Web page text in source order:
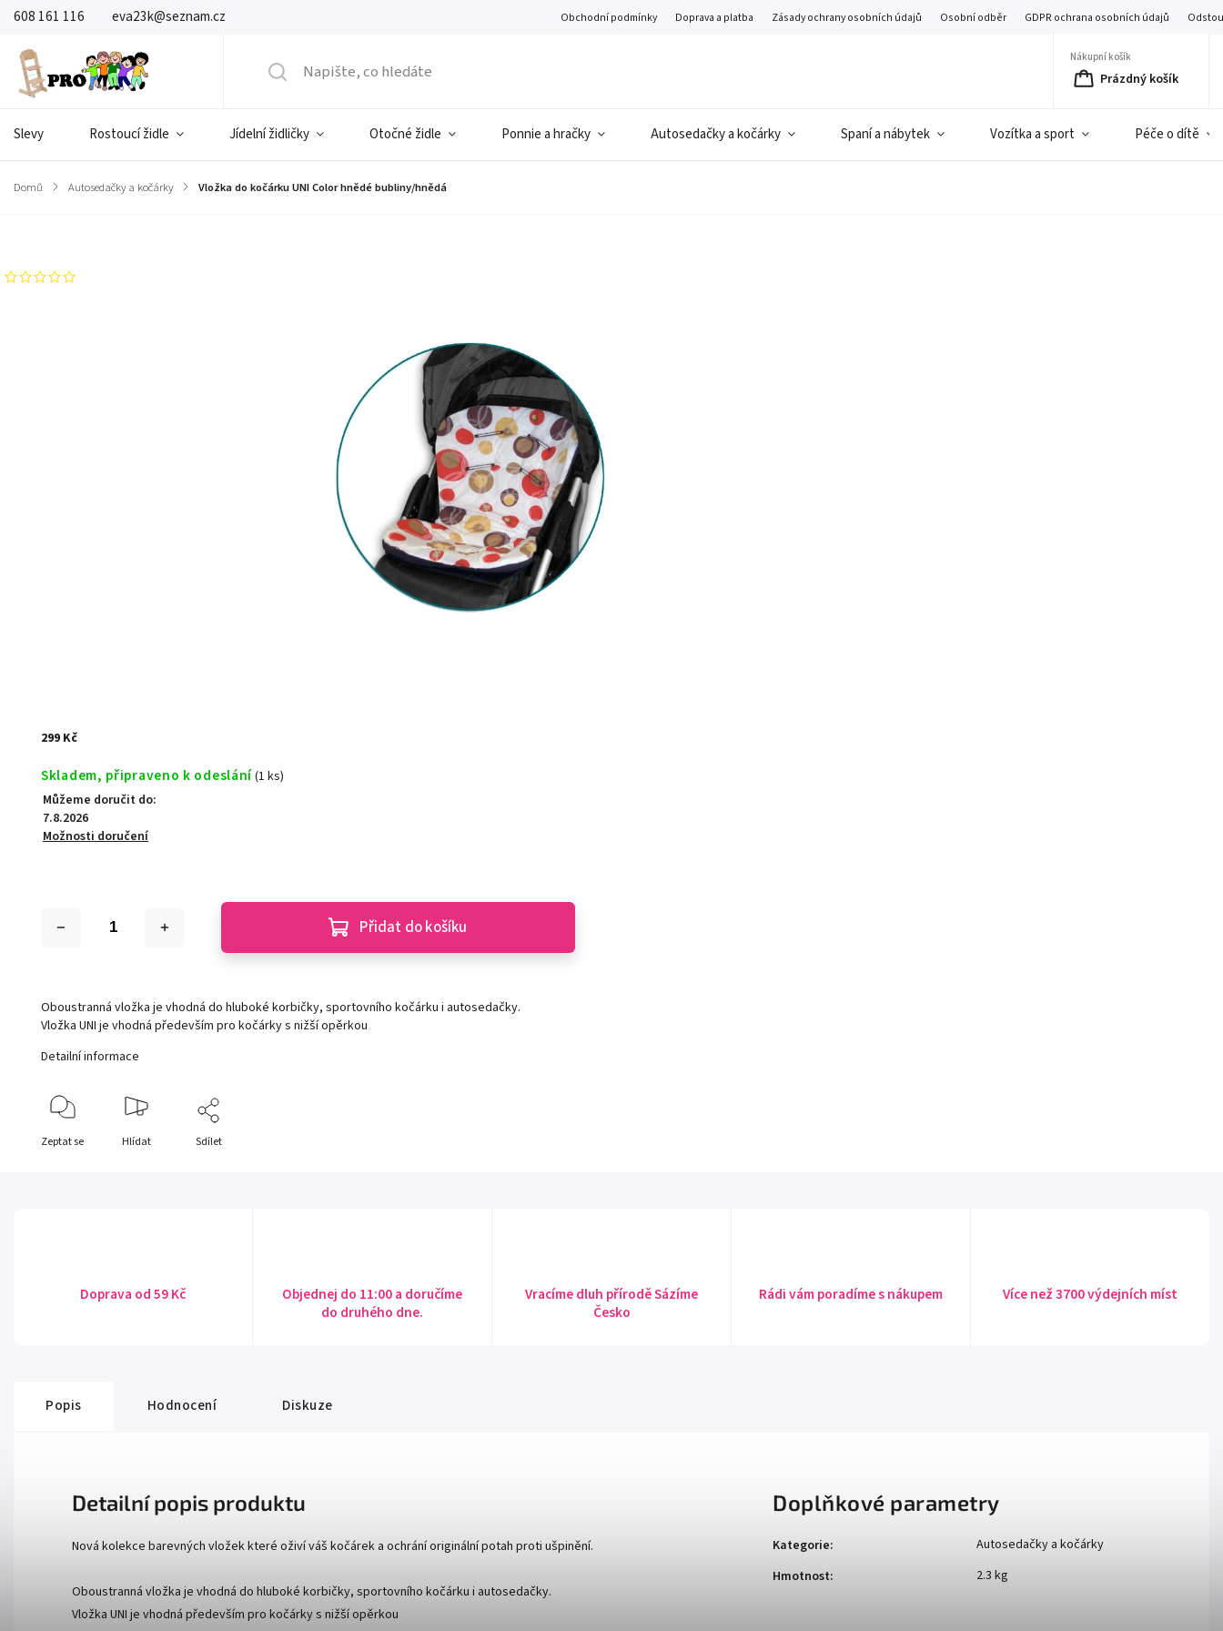
608 161 116 eva23k@seznam.cz Obchodní podmínky Doprava a platba Zásady ochrany osobních údajů Osobní odběr GDPR ochrana osobních údajů
Nákupní košík
Prázdný košík
Slevy Rostoucí židle Jídelní židličky Otočné židle Ponnie a hračky Autosedačky a kočárky Spaní a nábytek Vozítka a sport Péče o dítě
Domů / Autosedačky a kočárky / Vložka do kočárku UNI Color hnědé bubliny/hnědá
299 Kč
Skladem, připraveno k odeslání(1 ks)
Můžeme doručit do:
7.8.2026
Možnosti doručení
Přidat do košíku
Oboustranná vložka je vhodná do hluboké korbičky, sportovního kočárku i autosedačky.
Vložka UNI je vhodná především pro kočárky s nižší opěrkou
Detailní informace
Zeptat se Hlídat Sdílet
Doprava od 59 Kč
Objednej do 11:00 a doručíme
do druhého dne.
Vracíme dluh přírodě Sázíme
Česko
Rádi vám poradíme s nákupem Více než 3700 výdejních míst
Popis Hodnocení Diskuze
Detailní popis produktu
Nová kolekce barevných vložek které oživí váš kočárek a ochrání originální potah proti ušpinění.
Oboustranná vložka je vhodná do hluboké korbičky, sportovního kočárku i autosedačky.
Vložka UNI je vhodná především pro kočárky s nižší opěrkou
Doplňkové parametry
Kategorie:
Autosedačky a kočárky
Hmotnost: 2.3 kg